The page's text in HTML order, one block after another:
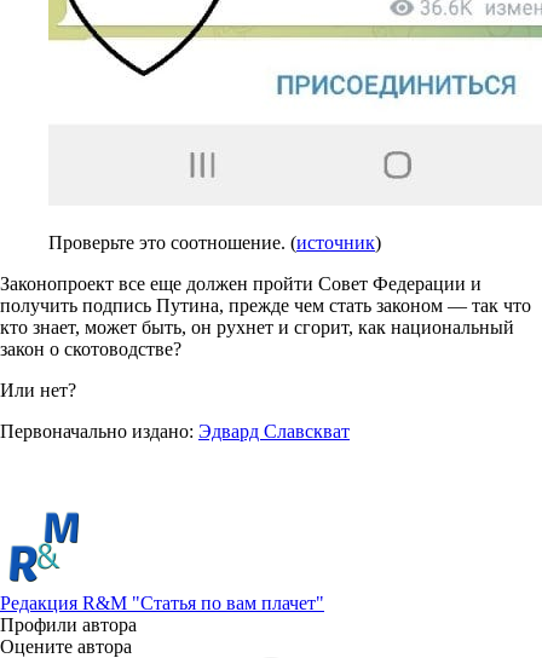
Проверьте это соотношение. (источник)
Законопроект все еще должен пройти Совет Федерации и
получить подпись Путина, прежде чем стать законом — так что
кто знает, может быть, он рухнет и сгорит, как национальный
закон о скотоводстве?
Или нет?
Первоначально издано: Эдвард Славскват
Редакция R&M "Статья по вам плачет"
Профили автора
Оцените автора